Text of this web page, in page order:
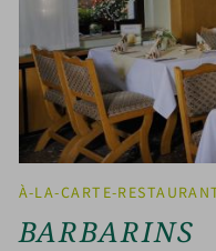
À-LA-CARTE-
BARBARINS